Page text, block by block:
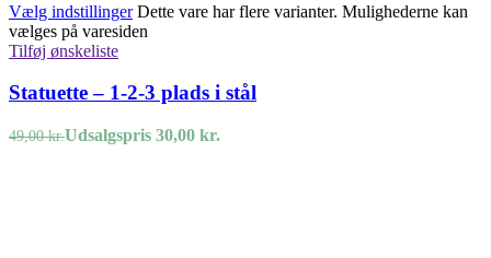
Vælg indstillinger Dette vare har flere varianter. Mulighederne kan
vælges på varesiden
Tilføj ønskeliste
Statuette – 1-2-3 plads i stål
49,00kr.Udsalgspris 30,00 kr.